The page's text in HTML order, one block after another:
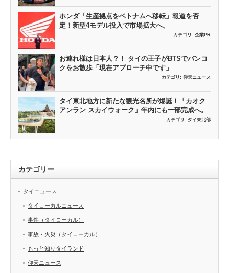
ホンダ「生産拠点をベトナムへ移転」報道を否
定！新型4モデル投入で市場拡大へ。
カテゴリ: 企業PR
お連れ様は日本人？！ タイの王子がBTSでバンコ
クをお散歩「現在アプローチ中です」
カテゴリ: 仰天ニュース
タイ東北地方に新たな観光名所が爆誕！「カオク
アンラン スカイウォーク」年内にも一部完成へ。
カテゴリ: タイ東北部
カテゴリー
タイニュース
タイローカルニュース
事件（タイローカル）
事故・火災（タイローカル）
もっと知りタイランド
仰天ニュース